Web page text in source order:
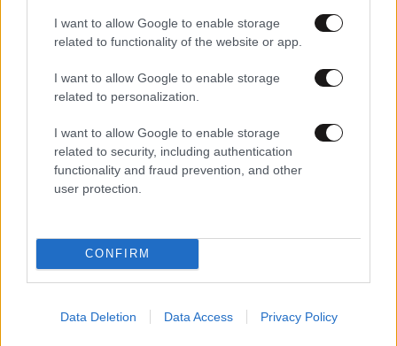
I want to allow Google to enable storage
related to functionality of the website or app.
I want to allow Google to enable storage
related to personalization.
I want to allow Google to enable storage
related to security, including authentication
functionality and fraud prevention, and other
user protection.
CONFIRM
Data Deletion Data Access Privacy Policy